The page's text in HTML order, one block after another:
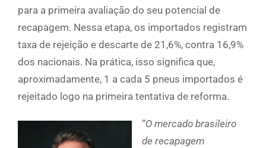
para a primeira avaliação do seu potencial de
recapagem. Nessa etapa, os importados registram
taxa de rejeição e descarte de 21,6%, contra 16,9%
dos nacionais. Na prática, isso significa que,
aproximadamente, 1 a cada 5 pneus importados é
rejeitado logo na primeira tentativa de reforma.
“O mercado brasileiro
de recapagem